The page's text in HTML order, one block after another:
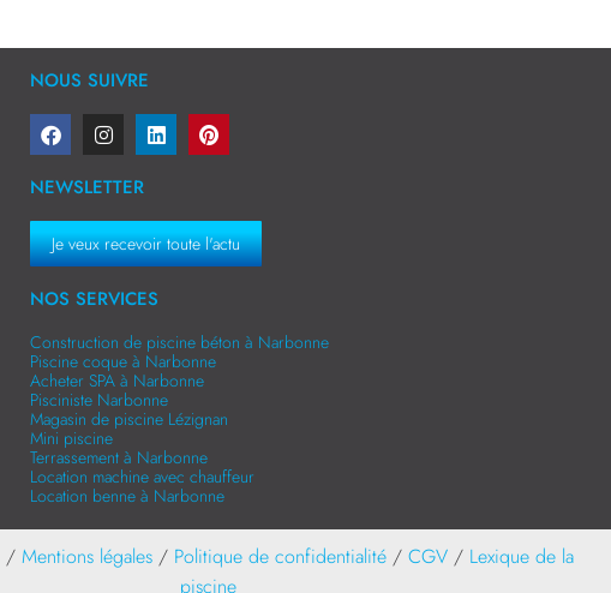
NOUS SUIVRE
NEWSLETTER
Je veux recevoir toute l'actu
NOS SERVICES
Construction de piscine béton à Narbonne
Piscine coque à Narbonne
Acheter SPA à Narbonne
Pisciniste Narbonne
Magasin de piscine Lézignan
Mini piscine
Terrassement à Narbonne
Location machine avec chauffeur
Location benne à Narbonne
/ Mentions légales/ Politique de confidentialité/ CGV/ Lexique de la
piscine